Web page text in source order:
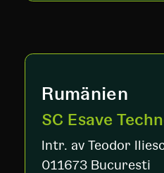
Rumänien
SC Esave
Intr. av Teodor
011673 Bucuresti